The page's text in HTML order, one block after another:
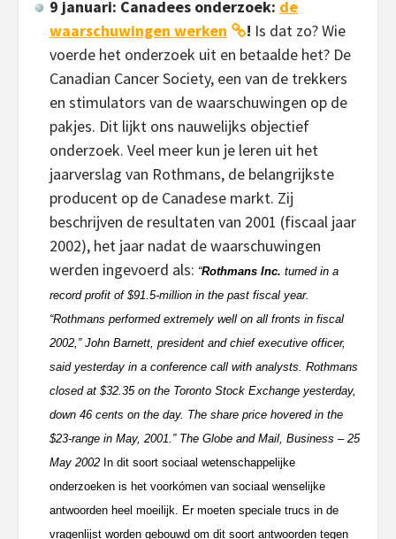
9 januari: Canadees onderzoek: de
waarschuwingen werken
! Is dat zo? Wie
voerde het onderzoek uit en betaalde het? De
Canadian Cancer Society, een van de trekkers
en stimulators van de waarschuwingen op de
pakjes. Dit lijkt ons nauwelijks objectief
onderzoek. Veel meer kun je leren uit het
jaarverslag van Rothmans, de belangrijkste
producent op de Canadese markt. Zij
beschrijven de resultaten van 2001 (fiscaal jaar
2002), het jaar nadat de waarschuwingen
werden ingevoerd als: “Rothmans Inc. turned in a
record profit of $91.5-million in the past fiscal year.
“Rothmans performed extremely well on all fronts in fiscal
2002,” John Barnett, president and chief executive officer,
said yesterday in a conference call with analysts. Rothmans
closed at $32.35 on the Toronto Stock Exchange yesterday,
down 46 cents on the day. The share price hovered in the
$23-range in May, 2001.” The Globe and Mail, Business – 25
May 2002 In dit soort sociaal wetenschappelijke
onderzoeken is het voorkómen van sociaal wenselijke
antwoorden heel moeilijk. Er moeten speciale trucs in de
vragenlijst worden gebouwd om dit soort antwoorden tegen